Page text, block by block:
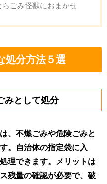
ごみ怪獣におまかせ
処分方法５選
みとして処分
、不燃ごみや危険ごみと
。自治体の指定袋に入
理できます。メリットは
残量の確認が必要で、破